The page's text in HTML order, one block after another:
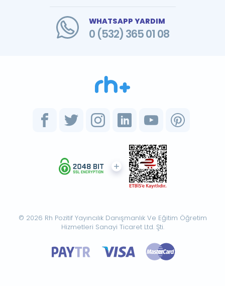
WHATSAPP YARDIM
0 (532) 365 01 08
© 2026 Rh Pozitif Yayıncılık Danışmanlık Ve Eğitim Öğretim
Hizmetleri Sanayi Ticaret Ltd. Şti.